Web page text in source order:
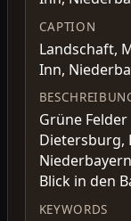
CAPTION
Landschaft,
Inn,
Grüne
Dietersburg,
Blick in den
KEYWORDS